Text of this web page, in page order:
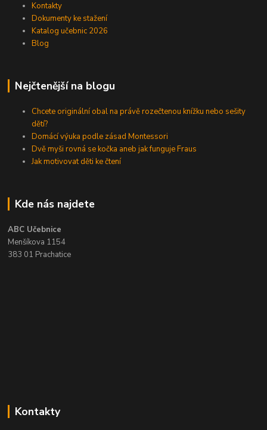
Kontakty
Dokumenty ke stažení
Katalog učebnic 2026
Blog
Nejčtenější na blogu
Chcete originální obal na právě rozečtenou knížku nebo sešity
dětí?
Domácí výuka podle zásad Montessori
Dvě myši rovná se kočka aneb jak funguje Fraus
Jak motivovat děti ke čtení
Kde nás najdete
ABC Učebnice
Menšíkova 1154
383 01 Prachatice
Kontakty